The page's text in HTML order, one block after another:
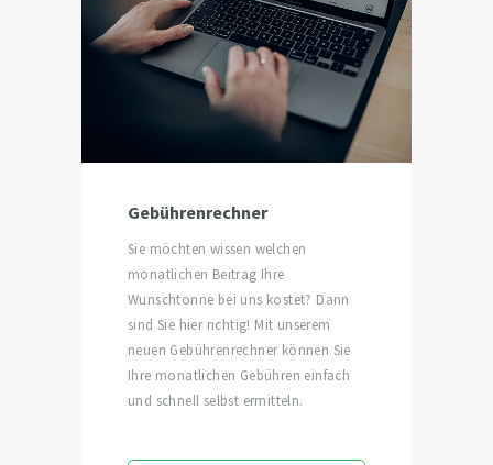
Gebührenrechner
Sie möchten wissen welchen
monatlichen Beitrag Ihre
Wunschtonne bei uns kostet? Dann
sind Sie hier richtig! Mit unserem
neuen Gebührenrechner können Sie
Ihre monatlichen Gebühren einfach
und schnell selbst ermitteln.